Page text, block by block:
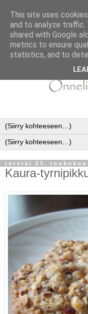
torstai 23.
Kaura-
This site uses
and to analyze traffic.
shared with Google
metrics to ensure
statistics, and to